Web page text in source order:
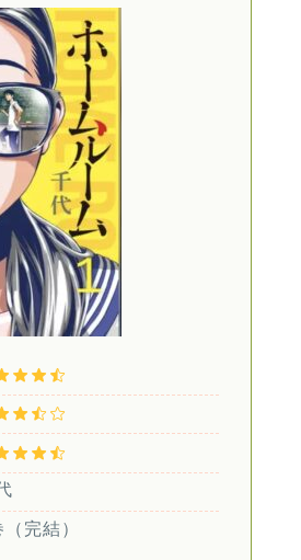
完結）